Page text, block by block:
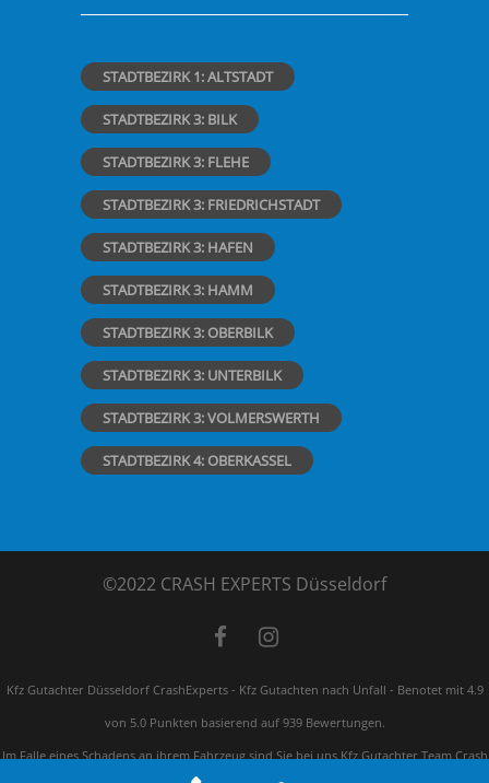
STADTBEZIRK 1: ALTSTADT
STADTBEZIRK 3: BILK
STADTBEZIRK 3: FLEHE
STADTBEZIRK 3: FRIEDRICHSTADT
STADTBEZIRK 3: HAFEN
STADTBEZIRK 3: HAMM
STADTBEZIRK 3: OBERBILK
STADTBEZIRK 3: UNTERBILK
STADTBEZIRK 3: VOLMERSWERTH
STADTBEZIRK 4: OBERKASSEL
©2022 CRASH EXPERTS Düsseldorf
Kfz Gutachter Düsseldorf CrashExperts - Kfz Gutachten nach Unfall - Benotet mit 4.9
von 5.0 Punkten basierend auf 939Bewertungen.
Im Falle eines Schadens an ihrem Fahrzeug sind Sie bei uns Kfz Gutachter Team Crash